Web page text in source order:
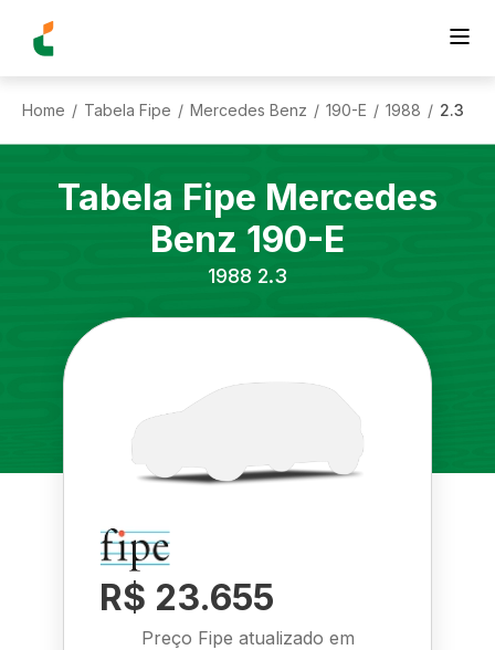
Home / Tabela Fipe / Mercedes Benz / 190-E / 1988 / 2.3
Tabela Fipe Mercedes
Benz 190-E
1988 2.3
R$ 23.655
Preço Fipe atualizado em